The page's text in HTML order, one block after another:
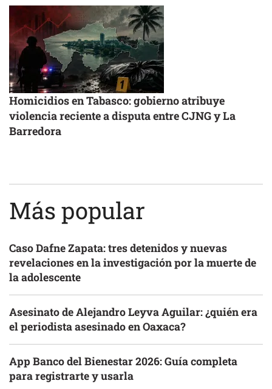
Homicidios en Tabasco: gobierno atribuye
violencia reciente a disputa entre CJNG y La
Barredora
Más popular
Caso Dafne Zapata: tres detenidos y nuevas
revelaciones en la investigación por la muerte de
la adolescente
Asesinato de Alejandro Leyva Aguilar: ¿quién era
el periodista asesinado en Oaxaca?
App Banco del Bienestar 2026: Guía completa
para registrarte y usarla